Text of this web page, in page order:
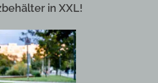
in XXL!